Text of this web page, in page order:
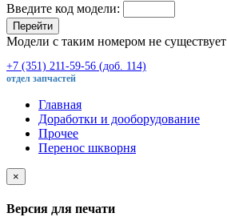
Введите код модели:
Перейти
Модели с таким номером не существует
+7 (351) 211-59-56 (доб. 114)
отдел запчастей
Главная
Доработки и дооборудование
Прочее
Перенос шкворня
×
Версия для печати